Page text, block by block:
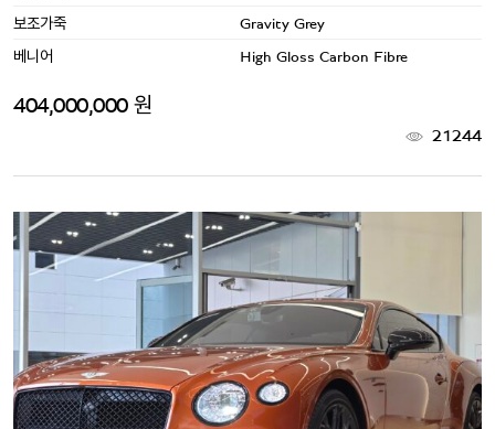
보조가죽 Gravity Grey
베니어 High Gloss Carbon Fibre
404,000,000 원
21244